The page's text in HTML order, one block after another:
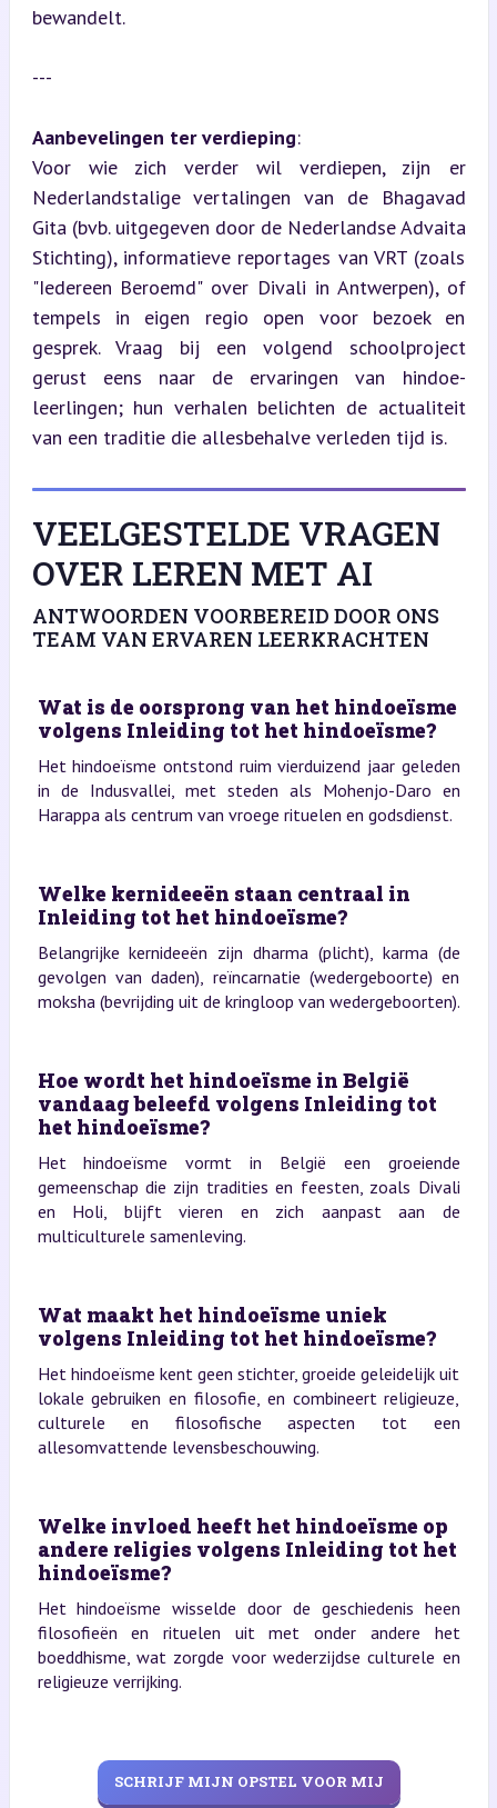
bewandelt.
---
Aanbevelingen ter verdieping:
Voor wie zich verder wil verdiepen, zijn er
Nederlandstalige vertalingen van de Bhagavad
Gita (bvb. uitgegeven door de Nederlandse Advaita
Stichting), informatieve reportages van VRT (zoals
"Iedereen Beroemd" over Divali in Antwerpen), of
tempels in eigen regio open voor bezoek en
gesprek. Vraag bij een volgend schoolproject
gerust eens naar de ervaringen van hindoe-
leerlingen; hun verhalen belichten de actualiteit
van een traditie die allesbehalve verleden tijd is.
VEELGESTELDE VRAGEN
OVER LEREN MET AI
ANTWOORDEN VOORBEREID DOOR ONS
TEAM VAN ERVAREN LEERKRACHTEN
Wat is de oorsprong van het hindoeïsme
volgens Inleiding tot het hindoeïsme?
Het hindoeïsme ontstond ruim vierduizend jaar geleden
in de Indusvallei, met steden als Mohenjo-Daro en
Harappa als centrum van vroege rituelen en godsdienst.
Welke kernideeën staan centraal in
Inleiding tot het hindoeïsme?
Belangrijke kernideeën zijn dharma (plicht), karma (de
gevolgen van daden), reïncarnatie (wedergeboorte) en
moksha (bevrijding uit de kringloop van wedergeboorten).
Hoe wordt het hindoeïsme in België
vandaag beleefd volgens Inleiding tot
het hindoeïsme?
Het hindoeïsme vormt in België een groeiende
gemeenschap die zijn tradities en feesten, zoals Divali
en Holi, blijft vieren en zich aanpast aan de
multiculturele samenleving.
Wat maakt het hindoeïsme uniek
volgens Inleiding tot het hindoeïsme?
Het hindoeïsme kent geen stichter, groeide geleidelijk uit
lokale gebruiken en filosofie, en combineert religieuze,
culturele en filosofische aspecten tot een
allesomvattende levensbeschouwing.
Welke invloed heeft het hindoeïsme op
andere religies volgens Inleiding tot het
hindoeïsme?
Het hindoeïsme wisselde door de geschiedenis heen
filosofieën en rituelen uit met onder andere het
boeddhisme, wat zorgde voor wederzijdse culturele en
religieuze verrijking.
SCHRIJF MIJN OPSTEL VOOR MIJ